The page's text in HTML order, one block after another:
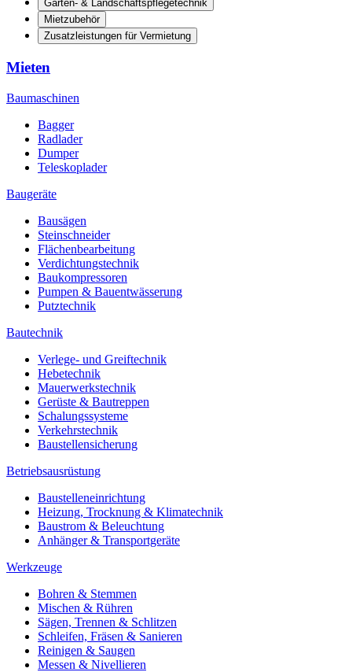
Garten- & Landschaftspflegetechnik
Mietzubehör
Zusatzleistungen für Vermietung
Mieten
Baumaschinen
Bagger
Radlader
Dumper
Teleskoplader
Baugeräte
Bausägen
Steinschneider
Flächenbearbeitung
Verdichtungstechnik
Baukompressoren
Pumpen & Bauentwässerung
Putztechnik
Bautechnik
Verlege- und Greiftechnik
Hebetechnik
Mauerwerkstechnik
Gerüste & Bautreppen
Schalungssysteme
Verkehrstechnik
Baustellensicherung
Betriebsausrüstung
Baustelleneinrichtung
Heizung, Trocknung & Klimatechnik
Baustrom & Beleuchtung
Anhänger & Transportgeräte
Werkzeuge
Bohren & Stemmen
Mischen & Rühren
Sägen, Trennen & Schlitzen
Schleifen, Fräsen & Sanieren
Reinigen & Saugen
Messen & Nivellieren